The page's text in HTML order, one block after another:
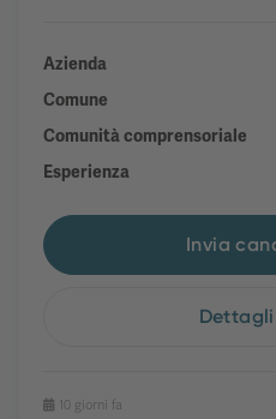
Azienda
Comune
Comunità comprensoriale
Esperienza
Invia
10 giorni fa